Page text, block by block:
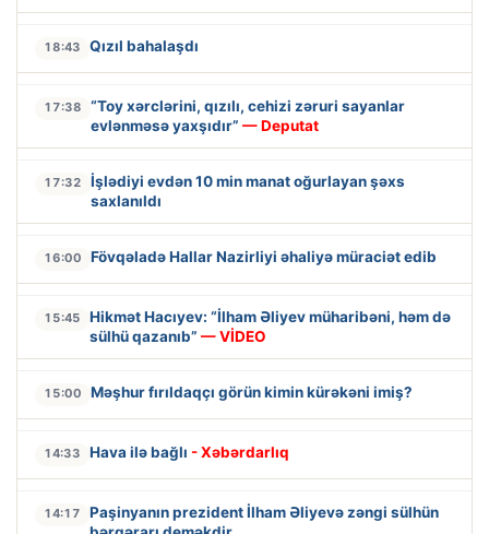
18:43 Qızıl bahalaşdı
17:38
“Toy xərclərini, qızılı, cehizi zəruri sayanlar
evlənməsə yaxşıdır” — Deputat
17:32
İşlədiyi evdən 10 min manat oğurlayan şəxs
saxlanıldı
16:00 Fövqəladə Hallar Nazirliyi əhaliyə müraciət edib
15:45
Hikmət Hacıyev: “İlham Əliyev müharibəni, həm də
sülhü qazanıb” — VİDEO
15:00 Məşhur fırıldaqçı görün kimin kürəkəni imiş?
14:33 Hava ilə bağlı - Xəbərdarlıq
14:17
Paşinyanın prezident İlham Əliyevə zəngi sülhün